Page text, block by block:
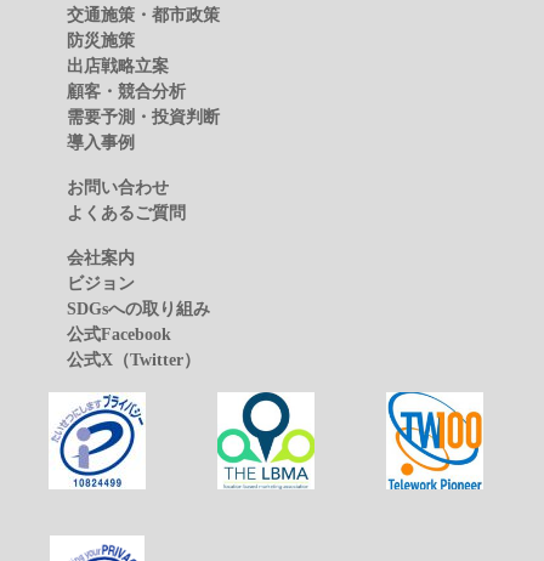
交通施策・都市政策
防災施策
出店戦略立案
顧客・競合分析
需要予測・投資判断
導入事例
お問い合わせ
よくあるご質問
会社案内
ビジョン
SDGsへの取り組み
公式Facebook
公式X（Twitter）